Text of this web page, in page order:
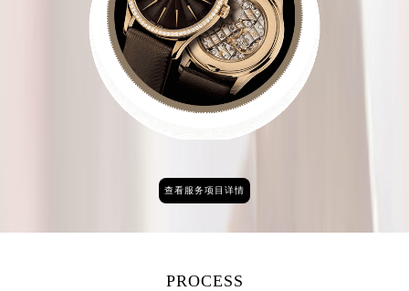
查看服务项目详情
PROCESS